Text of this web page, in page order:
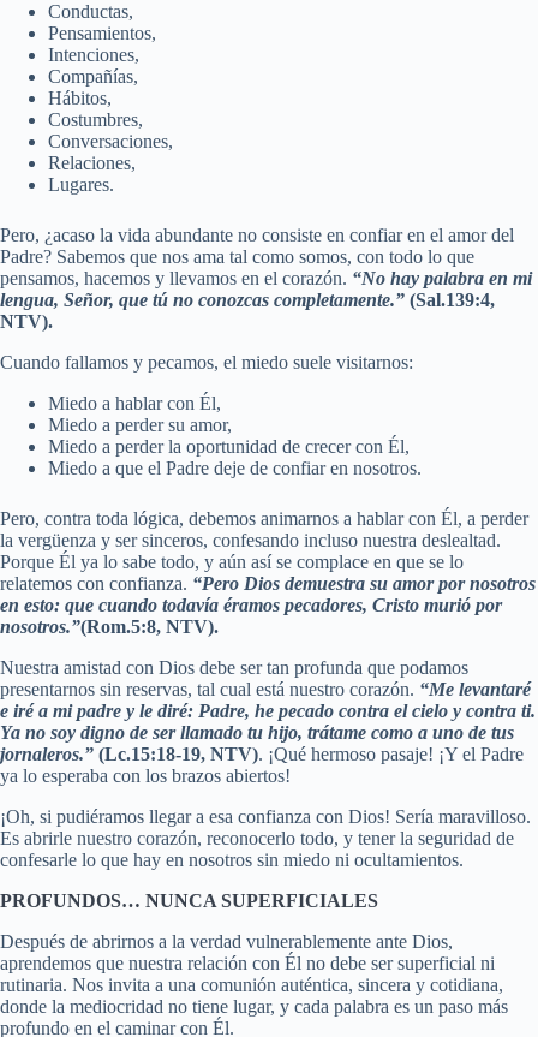
Conductas,
Pensamientos,
Intenciones,
Compañías,
Hábitos,
Costumbres,
Conversaciones,
Relaciones,
Lugares.
Pero, ¿acaso la vida abundante no consiste en confiar en el amor del
Padre? Sabemos que nos ama tal como somos, con todo lo que
pensamos, hacemos y llevamos en el corazón. “No hay palabra en mi
lengua, Señor, que tú no conozcas completamente.” (Sal.139:4,
NTV).
Cuando fallamos y pecamos, el miedo suele visitarnos:
Miedo a hablar con Él,
Miedo a perder su amor,
Miedo a perder la oportunidad de crecer con Él,
Miedo a que el Padre deje de confiar en nosotros.
Pero, contra toda lógica, debemos animarnos a hablar con Él, a perder
la vergüenza y ser sinceros, confesando incluso nuestra deslealtad.
Porque Él ya lo sabe todo, y aún así se complace en que se lo
relatemos con confianza. “Pero Dios demuestra su amor por nosotros
en esto: que cuando todavía éramos pecadores, Cristo murió por
nosotros.”(Rom.5:8, NTV).
Nuestra amistad con Dios debe ser tan profunda que podamos
presentarnos sin reservas, tal cual está nuestro corazón. “Me levantaré
e iré a mi padre y le diré: Padre, he pecado contra el cielo y contra ti.
Ya no soy digno de ser llamado tu hijo, trátame como a uno de tus
jornaleros.” (Lc.15:18-19, NTV). ¡Qué hermoso pasaje! ¡Y el Padre
ya lo esperaba con los brazos abiertos!
¡Oh, si pudiéramos llegar a esa confianza con Dios! Sería maravilloso.
Es abrirle nuestro corazón, reconocerlo todo, y tener la seguridad de
confesarle lo que hay en nosotros sin miedo ni ocultamientos.
PROFUNDOS… NUNCA SUPERFICIALES
Después de abrirnos a la verdad vulnerablemente ante Dios,
aprendemos que nuestra relación con Él no debe ser superficial ni
rutinaria. Nos invita a una comunión auténtica, sincera y cotidiana,
donde la mediocridad no tiene lugar, y cada palabra es un paso más
profundo en el caminar con Él.